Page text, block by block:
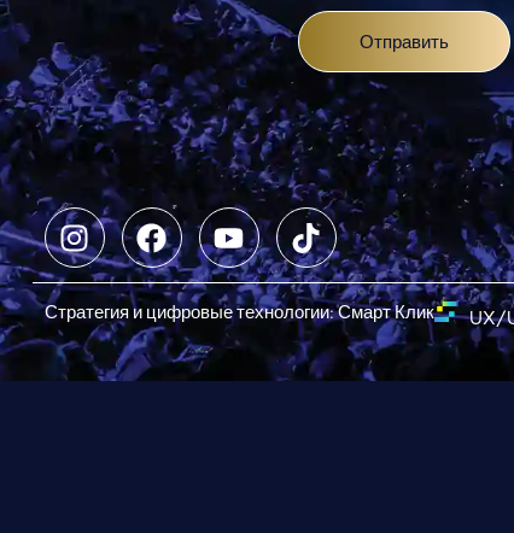
Отправить
Стратегия и цифровые технологии: Смарт Клик UX/